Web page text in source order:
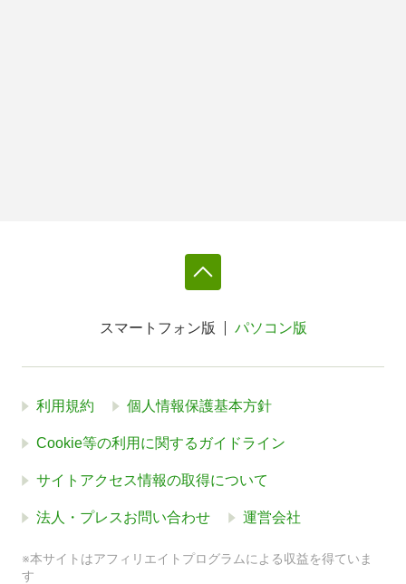
スマートフォン版 パソコン版
利用規約 個人情報保護基本方針
Cookie等の利用に関するガイドライン
サイトアクセス情報の取得について
法人・プレスお問い合わせ 運営会社
※本サイトはアフィリエイトプログラムによる収益を得ていま
す